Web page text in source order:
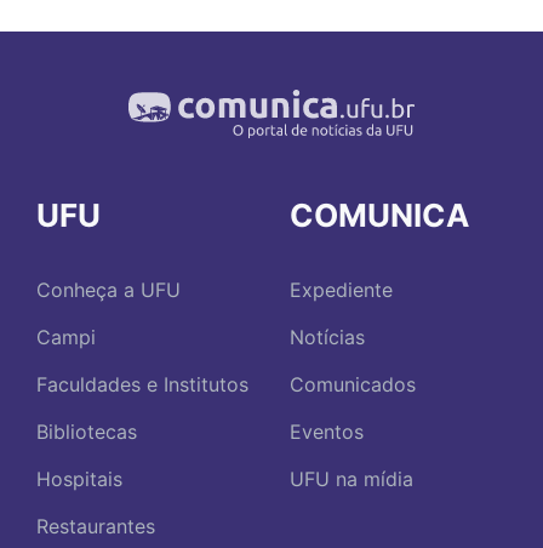
UFU
Conheça a UFU
Campi
Faculdades e Institutos
Bibliotecas
Hospitais
Restaurantes
COMUNICA
Expediente
Notícias
Comunicados
Eventos
UFU na mídia